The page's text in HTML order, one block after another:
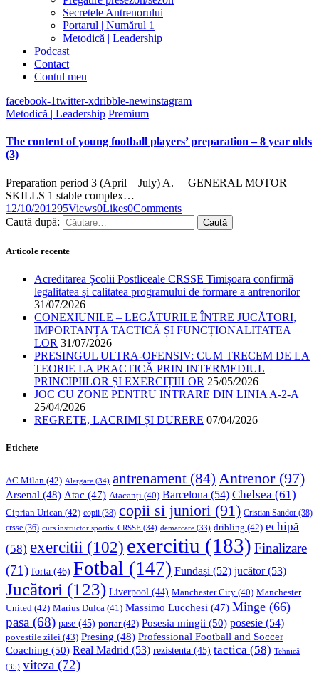
Secretele Antrenorului
Portarul | Numărul 1
Metodică | Leadership
Podcast
Contact
Contul meu
facebook-1twitter-xdribble-newinstagram
Metodică | Leadership Premium
The content of young football players’ preparation – 8 year olds
(3)
Preparation period 3 (April – July) A. GENERAL MOTOR
SKILLS 1 stable complex…
12/10/201295Views0Likes0Comments
Caută după:
Articole recente
Acreditarea Școlii Postliceale CRSSE Timișoara confirmă
legalitatea și calitatea programului de formare a antrenorilor
31/07/2026
CONEXIUNILE – LEGĂTURILE ÎNTRE JUCĂTORI,
IMPORTANȚA TACTICĂ ȘI FUNCȚIONALITATEA
LOR 31/07/2026
PRESINGUL ULTRA-OFENSIV: CUM TRECEM DE LA
TEORIE LA PRACTICĂ PRIN INTERMEDIUL
PRINCIPIILOR ȘI EXERCIȚIILOR 25/05/2026
JOC CU ZONE PENTRU INTRARE DIN LINIA A-2-A
25/04/2026
REGRETE, LACRIMI ȘI DURERE 07/04/2026
Etichete
AC Milan (42) Alergare (34) antrenament (84) Antrenor(97)
Arsenal (48) Atac (47) Atacanți (40) Barcelona (54) Chelsea (61)
Ciprian Urican (42) copii (38) copii si juniori (91) Cristian Sandor (38)
crsse (36) curs instructor sportiv. CRSSE (34) demarcare (33) dribling (42) echipă
(58) exercitii (102) exercitiu (183) Finalizare
(71) forta (46) Fotbal (147) Fundași (52) jucător(53)
Jucători (123) Liverpool (44) Manchester City (40) Manchester
United (42) Marius Dulca (41) Massimo Lucchesi (47) Minge (66)
pasa (68) pase (45) portar(42) Posesia mingii (50) posesie (54)
povestile zilei (43) Presing (48) Professional Football and Soccer
Coaching (50) Real Madrid (53) rezistenta (45) tactica (58) Tehnică
(35) viteza (72)